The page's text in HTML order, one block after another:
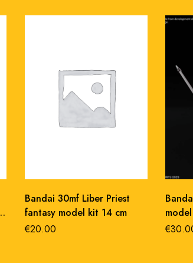
Bandai 30mf Liber Priest
fantasy model kit 14 cm
€20.00
€